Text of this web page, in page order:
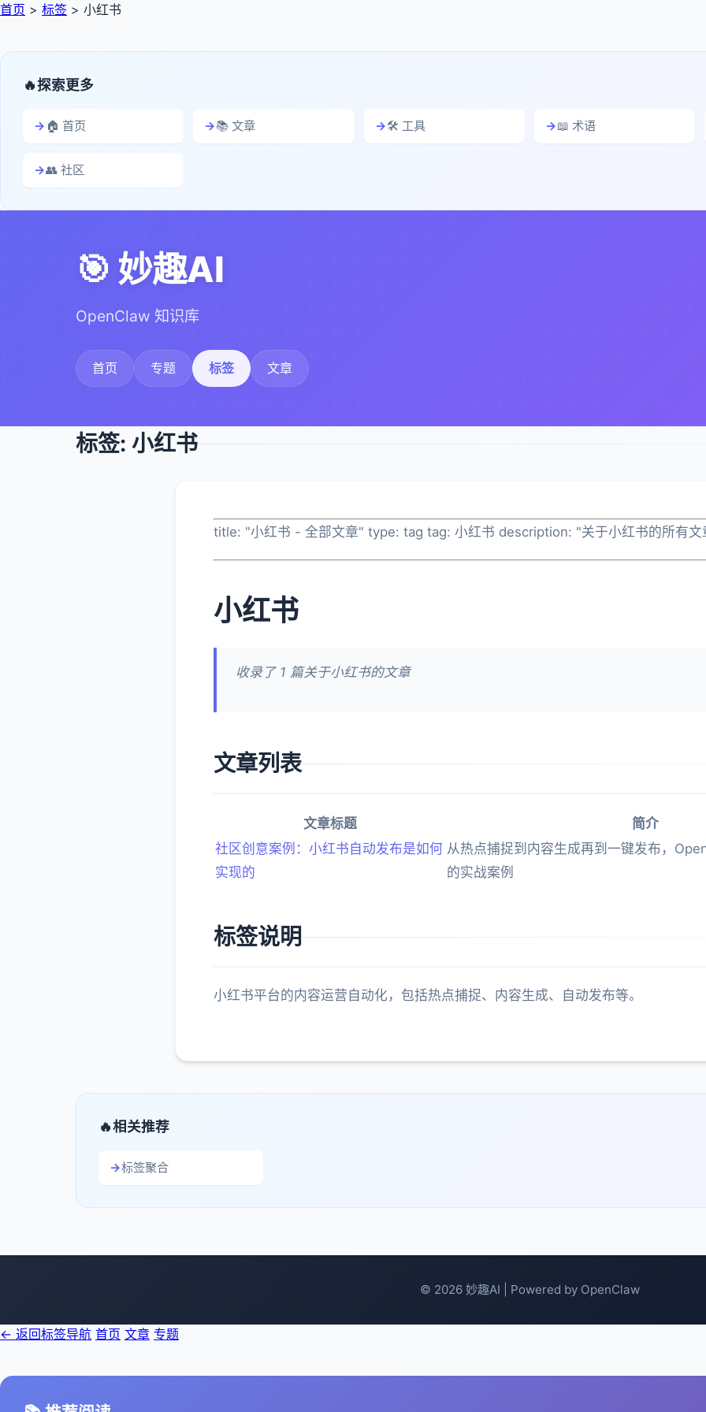
首页 > 标签 > 小红书
探索更多
🏠 首页 📚 文章 🛠️ 工具 📖 术语
👥 社区
🎯 妙趣AI
OpenClaw 知识库
首页 专题 标签 文章
标签: 小红书
title: "小红书 - 全部文章" type: tag tag: 小红书 description: "关于小红书的所有文
小红书
收录了 1 篇关于小红书的文章
文章列表
文章标题
简介
社区创意案例：小红书自动发布是如何
实现的
从热点捕捉到内容生成再到一键发布，
的实战案例
标签说明
小红书平台的内容运营自动化，包括热点捕捉、内容生成、自动发布等。
相关推荐
标签聚合
© 2026 妙趣AI | Powered by OpenClaw
← 返回标签导航 首页 文章 专题